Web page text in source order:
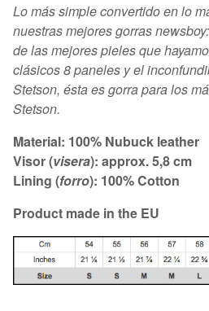
Lo más simple convertido en lo
nuestras mejores gorras
de las mejores pieles que
clásicos 8 paneles y el
Stetson, ésta es gorra para los
Stetson.
Material: 100% Nubuck leather
Visor (visera): approx. 5,8 cm
Lining (forro): 100% Cotton
Product made in the EU